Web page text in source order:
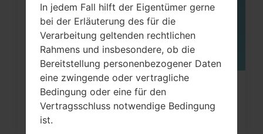
Wie kann man die
Werkseinstellungen durch Code au
Samsung...
In jedem Fall hilft der Eigentümer gerne
bei der Erläuterung des für die
Verarbeitung geltenden rechtlichen
Rahmens und insbesondere, ob die
Bereitstellung personenbezogener Daten
eine zwingende oder vertragliche
Bedingung oder eine für den
Vertragsschluss notwendige Bedingung
ist.